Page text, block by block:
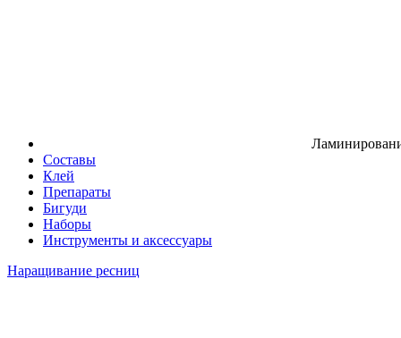
Составы
Клей
Препараты
Бигуди
Наборы
Инструменты и аксессуары
Наращивание ресниц